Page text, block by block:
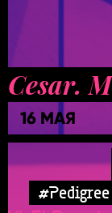
Cesar.
16 МАЯ
#Pedigree